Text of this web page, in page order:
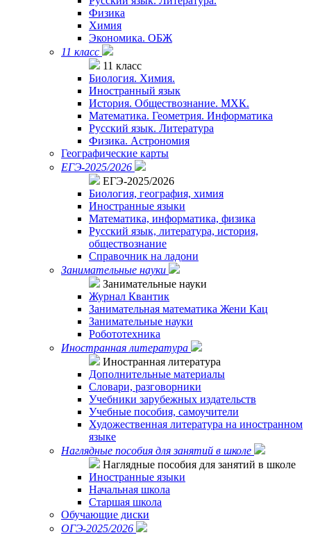
Физика
Химия
Экономика. ОБЖ
11 класс
11 класс
Биология. Химия.
Иностранный язык
История. Обществознание. МХК.
Математика. Геометрия. Информатика
Русский язык. Литература
Физика. Астрономия
Географические карты
ЕГЭ-2025/2026
ЕГЭ-2025/2026
Биология, география, химия
Иностранные языки
Математика, информатика, физика
Русский язык, литература, история,
обществознание
Справочник на ладони
Занимательные науки
Занимательные науки
Журнал Квантик
Занимательная математика Жени Кац
Занимательные науки
Робототехника
Иностранная литература
Иностранная литература
Дополнительные материалы
Словари, разговорники
Учебники зарубежных издательств
Учебные пособия, самоучители
Художественная литература на иностранном
языке
Наглядные пособия для занятий в школе
Наглядные пособия для занятий в школе
Иностранные языки
Начальная школа
Старшая школа
Обучающие диски
ОГЭ-2025/2026